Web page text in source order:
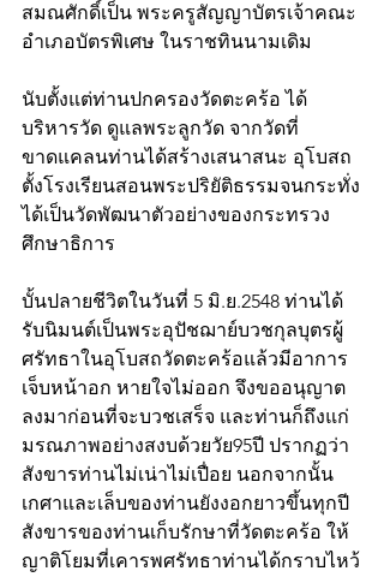
สมณศักดิ์เป็น พระครูสัญญาบัตรเจ้าคณะ
อำเภอบัตรพิเศษ ในราชทินนามเดิม
นับตั้งแต่ท่านปกครองวัดตะคร้อ ได้
บริหารวัด ดูแลพระลูกวัด จากวัดที่
ขาดแคลนท่านได้สร้างเสนาสนะ อุโบสถ
ตั้งโรงเรียนสอนพระปริยัติธรรมจนกระทั่ง
ได้เป็นวัดพัฒนาตัวอย่างของกระทรวง
ศึกษาธิการ
บั้นปลายชีวิตในวันที่ 5 มิ.ย.2548 ท่านได้
รับนิมนต์เป็นพระอุปัชฌาย์บวชกุลบุตรผู้
ศรัทธาในอุโบสถวัดตะคร้อแล้วมีอาการ
เจ็บหน้าอก หายใจไม่ออก จึงขออนุญาต
ลงมาก่อนที่จะบวชเสร็จ และท่านก็ถึงแก่
มรณภาพอย่างสงบด้วยวัย95ปี ปรากฏว่า
สังขารท่านไม่เน่าไม่เปื่อย นอกจากนั้น
เกศาและเล็บของท่านยังงอกยาวขึ้นทุกปี
สังขารของท่านเก็บรักษาที่วัดตะคร้อ ให้
ญาติโยมที่เคารพศรัทธาท่านได้กราบไหว้